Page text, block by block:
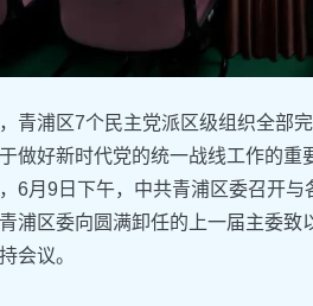
青浦区7个民主党派区级组织全部
做好新时代党的统一战线工作的
6月9日下午，中共青浦区委召开
浦区委向圆满卸任的上一届主委
会议。